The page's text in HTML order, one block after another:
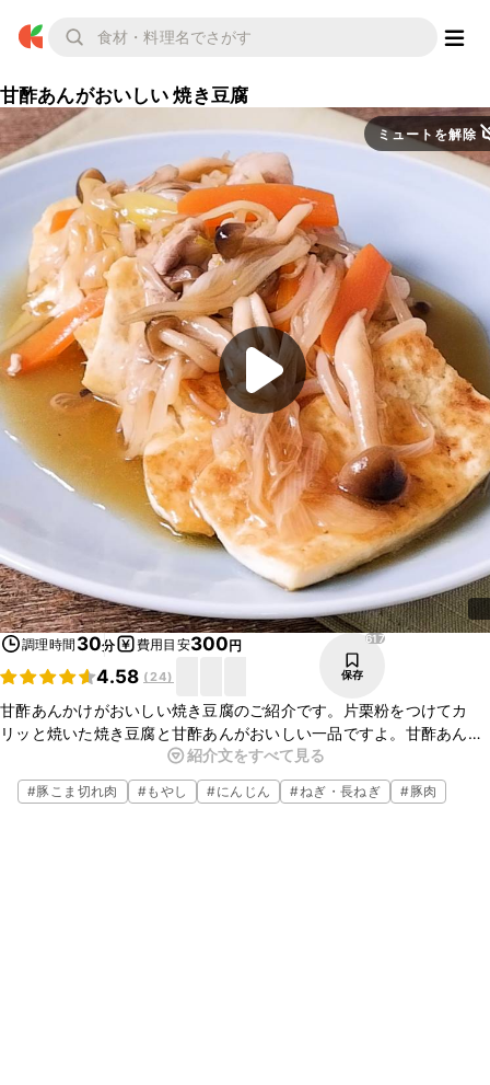
甘酢あんがおいしい 焼き豆腐
ミュートを解除
調理時間 30分 費用目安300円
4.58 (24)
617
保存
甘酢あんかけがおいしい焼き豆腐のご紹介です。片栗粉をつけてカ
リッと焼いた焼き豆腐と甘酢あんがおいしい一品ですよ。甘酢あんの
具材はお好きな野菜や肉でも代用いただけますので、ぜひアレンジし
てお楽しみください。
紹介文をすべて見る
#豚こま切れ肉 #もやし #にんじん #ねぎ・長ねぎ #豚肉